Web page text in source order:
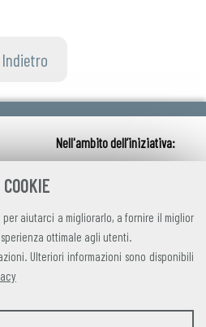
aiutarci a migliorarlo, a fornire il miglior
ottimale agli utenti.
Ulteriori informazioni sono disponibili
Indietro
privacy|contatti